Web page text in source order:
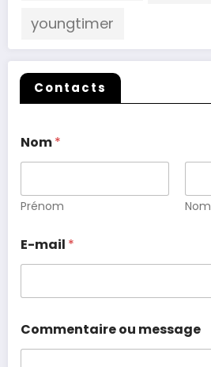
youngtimer
Contacts
Nom*
Prénom Nom
E-mail *
Commentaire ou message